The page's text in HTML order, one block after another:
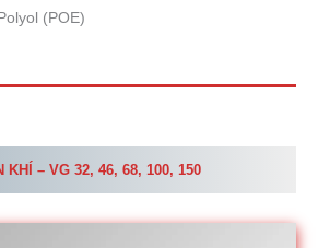
(POE)
KHÍ – VG 32, 46, 68, 100, 150